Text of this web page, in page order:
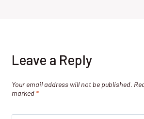
Leave a Reply
Your email address will not be published.
marked *